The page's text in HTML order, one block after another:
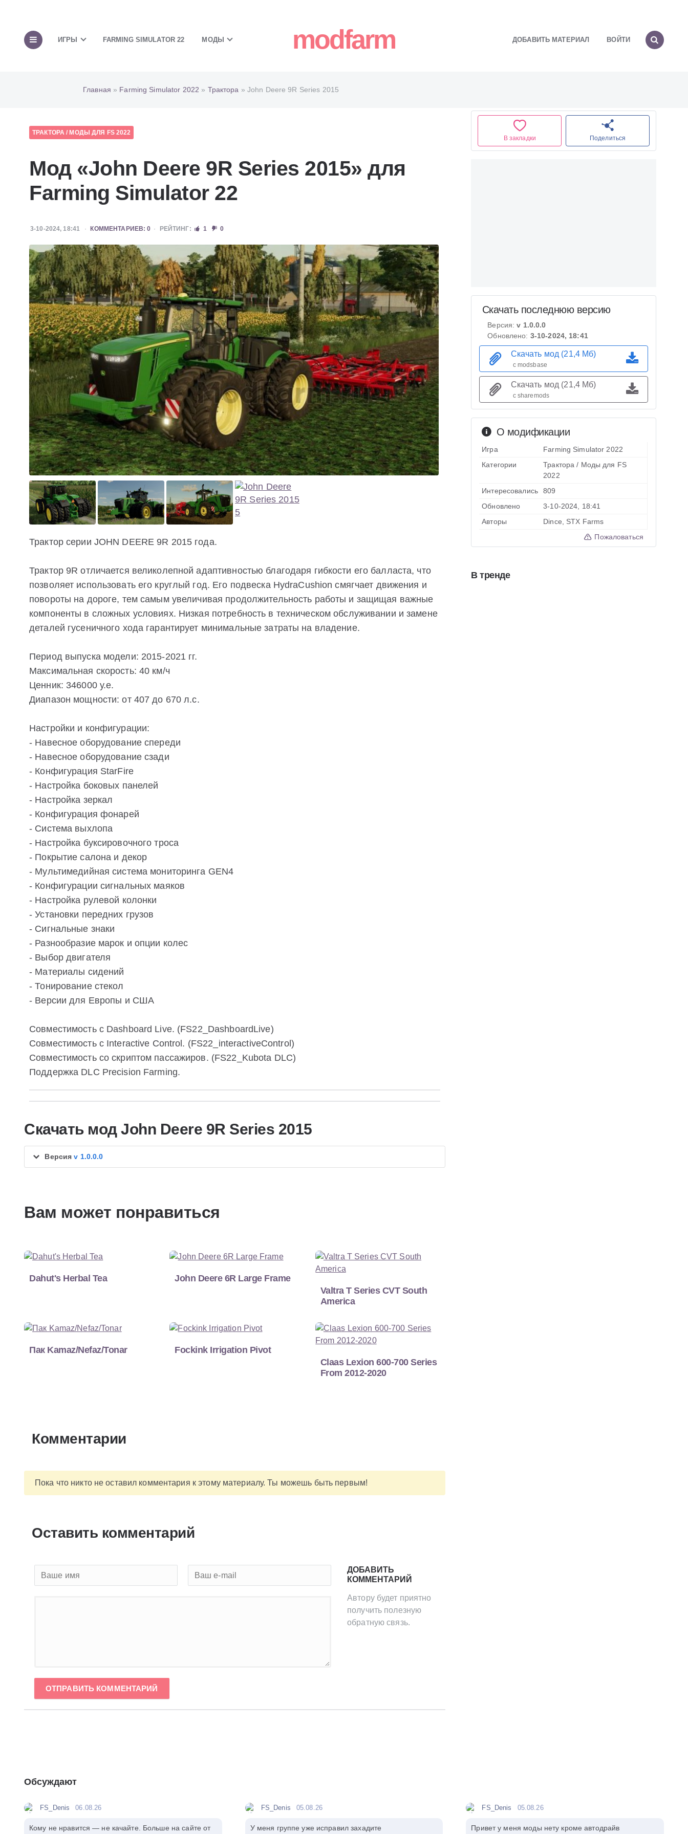
ИГРЫ FARMING SIMULATOR 22 МОДЫ modfarm ДОБАВИТЬ МАТЕРИАЛ ВОЙТИ
Главная » Farming Simulator 2022 » Трактора » John Deere 9R Series 2015
ТРАКТОРА / МОДЫ ДЛЯ FS 2022
Мод «John Deere 9R Series 2015» для
Farming Simulator 22
3-10-2024, 18:41 КОММЕНТАРИЕВ: 0 РЕЙТИНГ: 1 0
Трактор серии JOHN DEERE 9R 2015 года.
Трактор 9R отличается великолепной адаптивностью благодаря гибкости его балласта, что
позволяет использовать его круглый год. Его подвеска HydraCushion смягчает движения и
повороты на дороге, тем самым увеличивая продолжительность работы и защищая важные
компоненты в сложных условиях. Низкая потребность в техническом обслуживании и замене
деталей гусеничного хода гарантирует минимальные затраты на владение.
Период выпуска модели: 2015-2021 гг.
Максимальная скорость: 40 км/ч
Ценник: 346000 у.е.
Диапазон мощности: от 407 до 670 л.с.
Настройки и конфигурации:
- Навесное оборудование спереди
- Навесное оборудование сзади
- Конфигурация StarFire
- Настройка боковых панелей
- Настройка зеркал
- Конфигурация фонарей
- Система выхлопа
- Настройка буксировочного троса
- Покрытие салона и декор
- Мультимедийная система мониторинга GEN4
- Конфигурации сигнальных маяков
- Настройка рулевой колонки
- Установки передних грузов
- Сигнальные знаки
- Разнообразие марок и опции колес
- Выбор двигателя
- Материалы сидений
- Тонирование стекол
- Версии для Европы и США
Совместимость с Dashboard Live. (FS22_DashboardLive)
Совместимость с Interactive Control. (FS22_interactiveControl)
Совместимость со скриптом пассажиров. (FS22_Kubota DLC)
Поддержка DLC Precision Farming.
Скачать мод John Deere 9R Series 2015
Версияv 1.0.0.0
Вам может понравиться
Dahut's Herbal Tea
John Deere 6R Large Frame
Valtra T Series CVT South
America
Пак Kamaz/Nefaz/Tonar
Fockink Irrigation Pivot
Claas Lexion 600-700 Series
From 2012-2020
Комментарии
Пока что никто не оставил комментария к этому материалу. Ты можешь быть первым!
Оставить комментарий
ДОБАВИТЬ
КОММЕНТАРИЙ
Автору будет приятно
получить полезную
обратную связь.
ОТПРАВИТЬ КОММЕНТАРИЙ
В закладки Поделиться
О модификации
Игра
Farming Simulator 2022
Категории
Трактора / Моды для FS
2022
Интересовались
809
Обновлено
3-10-2024, 18:41
Авторы
Dince, STX Farms
Пожаловаться
Скачать последнюю версию
Версия:v 1.0.0.0
Обновлено: 3-10-2024, 18:41
Скачать мод (21,4 Мб)
с modsbase
Скачать мод (21,4 Мб)
с sharemods
В тренде
Обсуждают
FS_Denis 06.08.26
Кому не нравится — не качайте. Больше на сайте от
FS_Denis 05.08.26
У меня группе уже исправил захадите
FS_Denis 05.08.26
Привет у меня моды нету кроме автодрайв